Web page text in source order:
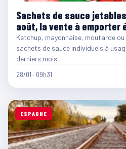
Sachets de sauce
août, la vente à emporter
Ketchup, mayonnaise, moutarde
sachets de sauce individuels à
derniers mois…
28/01 · 09h31
ESPAGNE